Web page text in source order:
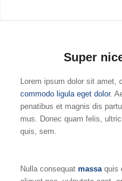
Super
Lorem ipsum dolor sit
commodo ligula eget dolor.
penatibus et magnis dis
mus. Donec quam felis,
quis, sem.
Nulla consequat massaquis